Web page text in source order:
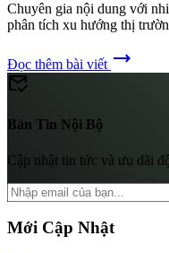
Chuyên gia nội dung với
phân tích xu hướng thị
Đọc thêm bài viết trending_flat
mark_email_read
Bản Tin Nội Bộ
Cập nhật tin tức và ưu đãi
Mới Cập Nhật